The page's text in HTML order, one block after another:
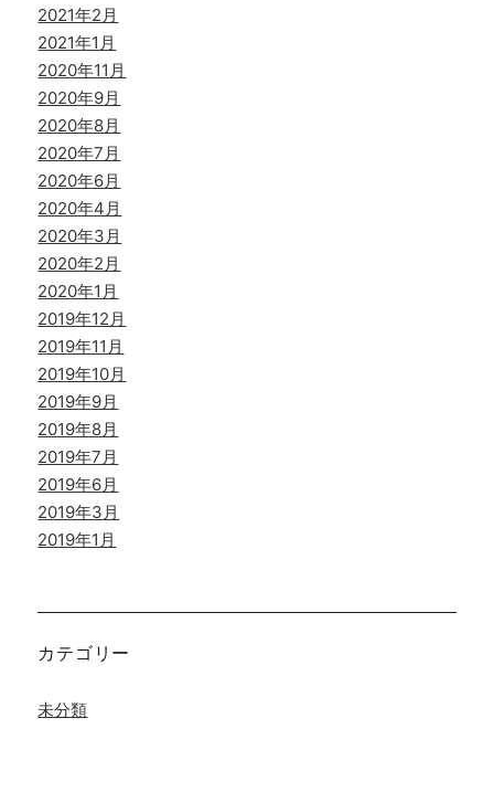
2021年2月
2021年1月
2020年11月
2020年9月
2020年8月
2020年7月
2020年6月
2020年4月
2020年3月
2020年2月
2020年1月
2019年12月
2019年11月
2019年10月
2019年9月
2019年8月
2019年7月
2019年6月
2019年3月
2019年1月
カテゴリー
未分類